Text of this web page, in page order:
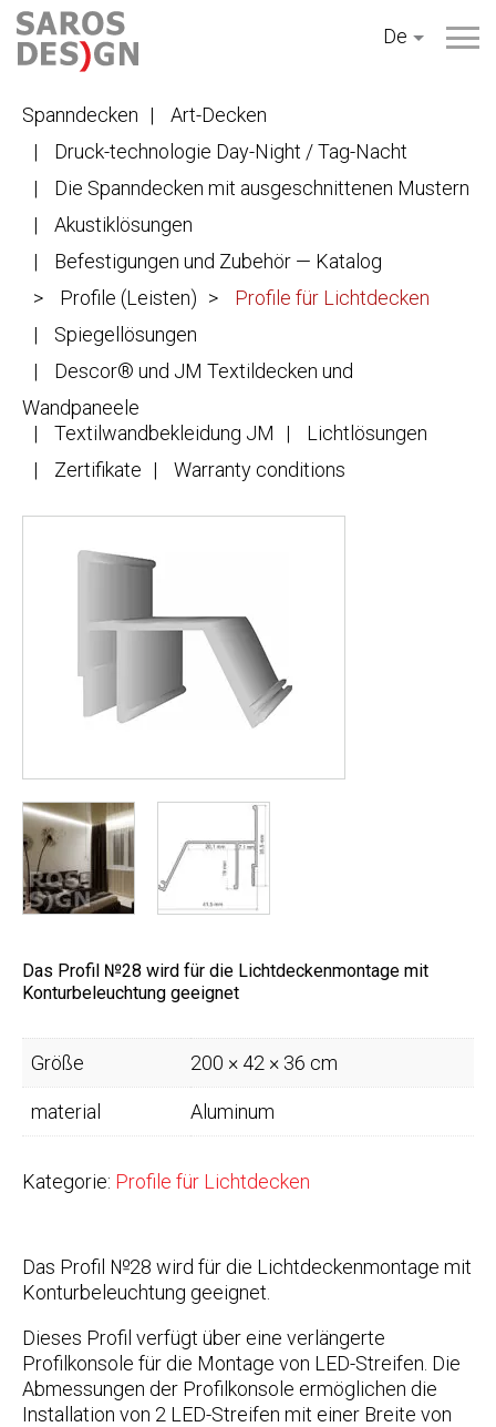
Zum
Inhalt
springen
De
Spanndecken
Art-Decken
Druck-technologie Day-Night / Tag-Nacht
Die Spanndecken mit ausgeschnittenen Mustern
Akustiklösungen
Befestigungen und Zubehör — Katalog
Profile (Leisten)
Profile für Lichtdecken
Spiegellösungen
Descor® und JM Textildecken und
Wandpaneele
Textilwandbekleidung JM
Lichtlösungen
Zertifikate
Warranty conditions
Das Profil №28 wird für die Lichtdeckenmontage mit
Konturbeleuchtung geeignet
Größe 200 × 42 × 36 cm
material Aluminum
Kategorie: Profile für Lichtdecken
Das Profil №28 wird für die Lichtdeckenmontage mit
Konturbeleuchtung geeignet.
Dieses Profil verfügt über eine verlängerte
Profilkonsole für die Montage von LED-Streifen. Die
Abmessungen der Profilkonsole ermöglichen die
Installation von 2 LED-Streifen mit einer Breite von